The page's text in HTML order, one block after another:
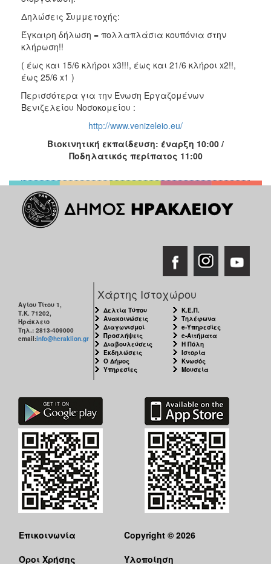
Δηλώσεις Συμμετοχής:
Έγκαιρη δήλωση = πολλαπλάσια κουπόνια στην
κλήρωση!!
( έως και 15/6 κλήροι x3!!!, έως και 21/6 κλήροι x2!!,
έως 25/6 x1 )
Περισσότερα για την Ένωση Εργαζομένων
Βενιζελείου Νοσοκομείου :
http://www.venizeleio.eu/
Βιοκινητική εκπαίδευση: έναρξη 10:00 /
Ποδηλατικός περίπατος 11:00
Αγίου Τίτου 1,
Τ.Κ. 71202,
Ηράκλειο
Τηλ.: 2813-409000
email:info@heraklion.gr
Χάρτης Ιστοχώρου
Δελτία Τύπου
Ανακοινώσεις
Διαγωνισμοί
Προσλήψεις
Διαβουλεύσεις
Εκδηλώσεις
Ο Δήμος
Υπηρεσίες
Κ.Ε.Π.
Τηλέφωνα
e-Υπηρεσίες
e-Αιτήματα
Η Πόλη
Ιστορία
Κνωσός
Μουσεία
Επικοινωνία
Όροι Χρήσης
Copyright © 2026
Υλοποίηση